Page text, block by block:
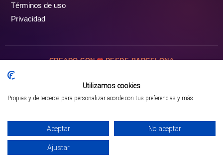
Mejor opción en SATOORDAY
Términos de uso
Privacidad
CREADO CON DESDE BARCELONA
Utilizamos cookies
Propias y de terceros para personalizar acorde con tus preferencias y más
Aceptar No aceptar
Ajustar